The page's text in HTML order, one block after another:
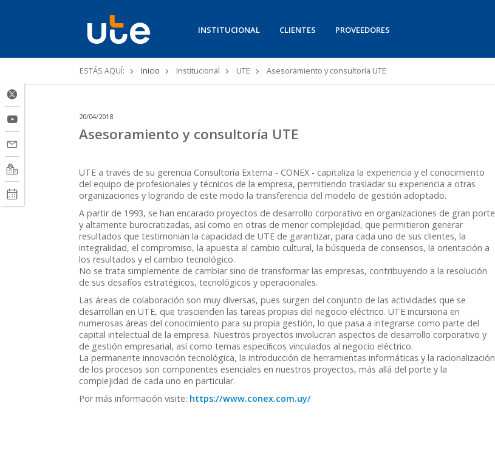
INSTITUCIONAL CLIENTES PROVEEDORES
Ruta
navegación
ESTÁS AQUÍ: Inicio Institucional UTE Asesoramiento y consultoría UTE
20/04/2018
Asesoramiento y consultoría UTE
UTE a través de su gerencia Consultoría Externa - CONEX - capitaliza la experiencia y el conocimiento
del equipo de profesionales y técnicos de la empresa, permitiendo trasladar su experiencia a otras
organizaciones y logrando de este modo la transferencia del modelo de gestión adoptado.
A partir de 1993, se han encarado proyectos de desarrollo corporativo en organizaciones de gran porte
y altamente burocratizadas, así como en otras de menor complejidad, que permitieron generar
resultados que testimonian la capacidad de UTE de garantizar, para cada uno de sus clientes, la
integralidad, el compromiso, la apuesta al cambio cultural, la búsqueda de consensos, la orientación a
los resultados y el cambio tecnológico.
No se trata simplemente de cambiar sino de transformar las empresas, contribuyendo a la resolución
de sus desafíos estratégicos, tecnológicos y operacionales.
Las áreas de colaboración son muy diversas, pues surgen del conjunto de las actividades que se
desarrollan en UTE, que trascienden las tareas propias del negocio eléctrico. UTE incursiona en
numerosas áreas del conocimiento para su propia gestión, lo que pasa a integrarse como parte del
capital intelectual de la empresa. Nuestros proyectos involucran aspectos de desarrollo corporativo y
de gestión empresarial, así como temas especíﬁcos vinculados al negocio eléctrico.
La permanente innovación tecnológica, la introducción de herramientas informáticas y la racionalización
de los procesos son componentes esenciales en nuestros proyectos, más allá del porte y la
complejidad de cada uno en particular.
Por más información visite: https://www.conex.com.uy/